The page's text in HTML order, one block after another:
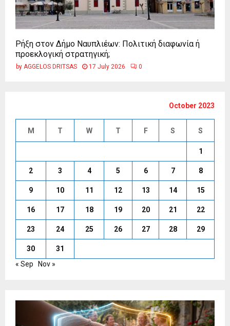
Ρήξη στον Δήμο Ναυπλιέων: Πολιτική διαφωνία ή
προεκλογική στρατηγική;
by AGGELOS DRITSAS 17 July 2026 0
October 2023
M T W T F S S
1
2 3 4 5 6 7 8
9 10 11 12 13 14 15
16 17 18 19 20 21 22
23 24 25 26 27 28 29
30
31
« Sep
Nov »